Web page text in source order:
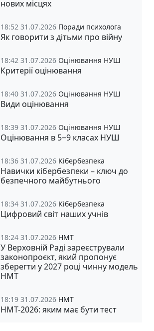
нових місцях
18:52 31.07.2026 Поради психолога
Як говорити з дітьми про війну
18:42 31.07.2026 Оцінювання НУШ
Критерії оцінювання
18:40 31.07.2026 Оцінювання НУШ
Види оцінювання
18:39 31.07.2026 Оцінювання НУШ
Оцінювання в 5‒9 класах НУШ
18:36 31.07.2026 Кібербезпека
Навички кібербезпеки – ключ до
безпечного майбутнього
18:34 31.07.2026 Кібербезпека
Цифровий світ наших учнів
18:24 31.07.2026 НМТ
У Верховній Раді зареєстрували
законопроєкт, який пропонує
зберегти у 2027 році чинну модель
НМТ
18:19 31.07.2026 НМТ
НМТ-2026: яким має бути тест